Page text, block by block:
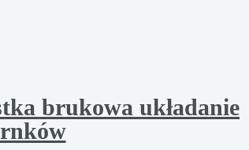
brukowa układanie